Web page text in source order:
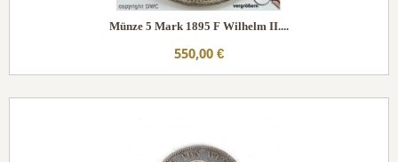
Münze 5 Mark 1895 F Wilhelm II....
550,00 €